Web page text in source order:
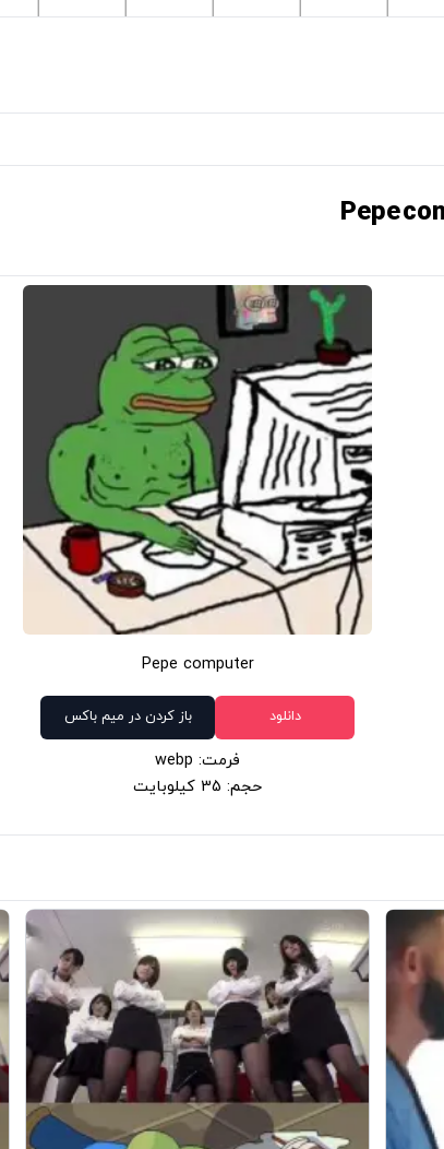
Pepe computer
دانلود باز کردن در میم باکس
فرمت: webp
حجم: 35 کیلوبایت